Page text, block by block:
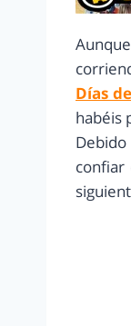
Días
habéis
confiar